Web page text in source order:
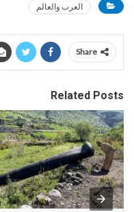
العرب والعالم
Share
Related Posts